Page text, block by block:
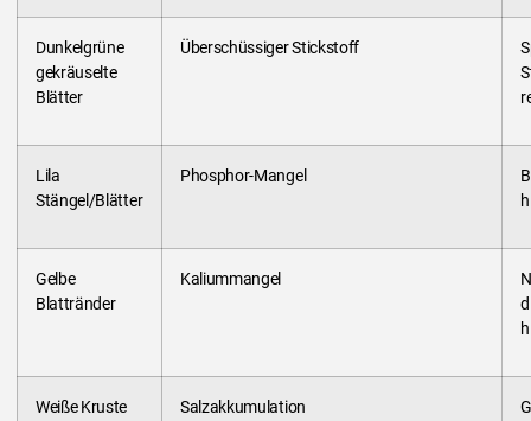
Dunkelgrüne
gekräuselte
Blätter
Überschüssiger Stickstoff
Lila
Stängel/Blätter
Phosphor-Mangel
Gelbe
Blattränder
Kaliummangel
Weiße Kruste
Salzakkumulation